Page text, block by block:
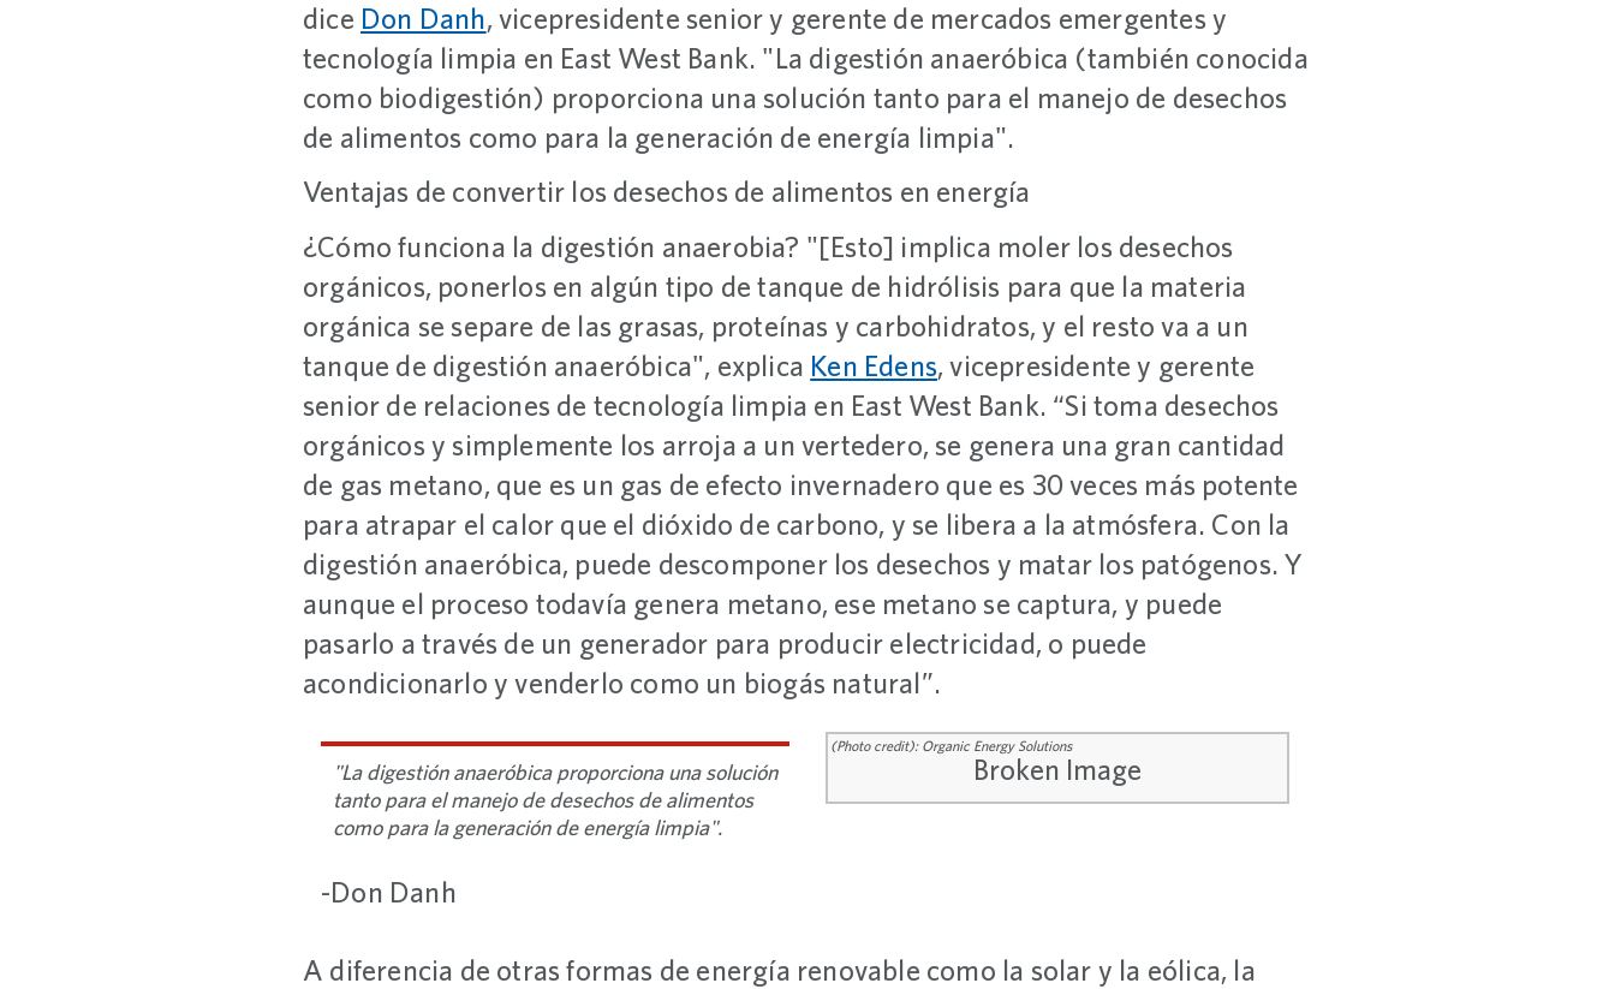
dice Don Danh, vicepresidente senior y gerente de mercados emergentes y
tecnología limpia en East West Bank. "La digestión anaeróbica (también conocida
como biodigestión) proporciona una solución tanto para el manejo de desechos
de alimentos como para la generación de energía limpia".
Ventajas de convertir los desechos de alimentos en energía
¿Cómo funciona la digestión anaerobia? "[Esto] implica moler los desechos
orgánicos, ponerlos en algún tipo de tanque de hidrólisis para que la materia
orgánica se separe de las grasas, proteínas y carbohidratos, y el resto va a un
tanque de digestión anaeróbica", explica Ken Edens, vicepresidente y gerente
senior de relaciones de tecnología limpia en East West Bank. “Si toma desechos
orgánicos y simplemente los arroja a un vertedero, se genera una gran cantidad
de gas metano, que es un gas de efecto invernadero que es 30 veces más potente
para atrapar el calor que el dióxido de carbono, y se libera a la atmósfera. Con la
digestión anaeróbica, puede descomponer los desechos y matar los patógenos. Y
aunque el proceso todavía genera metano, ese metano se captura, y puede
pasarlo a través de un generador para producir electricidad, o puede
acondicionarlo y venderlo como un biogás natural”.
"La digestión anaeróbica proporciona una solución
tanto para el manejo de desechos de alimentos
como para la generación de energía limpia".
-Don Danh
(Photo credit): Organic Energy Solutions
A diferencia de otras formas de energía renovable como la solar y la eólica, la